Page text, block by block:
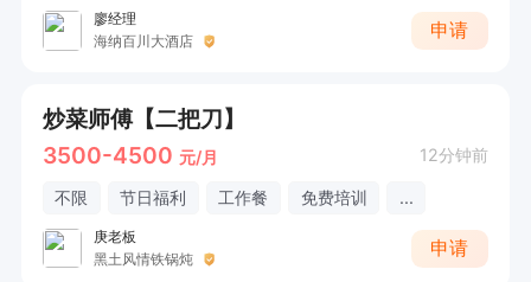
廖经理
海纳百川大酒店
申请
炒菜师傅【二把刀】
3500-4500 元/月 12分钟前
不限 节日福利 工作餐 免费培训 ...
庚老板
黑土风情铁锅炖
申请